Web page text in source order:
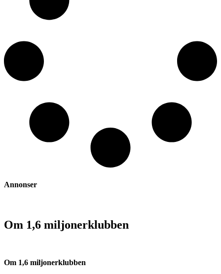
Annonser
Om 1,6 miljonerklubben
Om 1,6 miljonerklubben